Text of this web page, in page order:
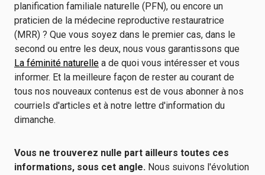
planification familiale naturelle (PFN), ou encore un
praticien de la médecine reproductive restauratrice
(MRR) ? Que vous soyez dans le premier cas, dans le
second ou entre les deux, nous vous garantissons que
La féminité naturelle a de quoi vous intéresser et vous
informer. Et la meilleure façon de rester au courant de
tous nos nouveaux contenus est de vous abonner à nos
courriels d'articles et à notre lettre d'information du
dimanche.
Vous ne trouverez nulle part ailleurs toutes ces
informations, sous cet angle. Nous suivons l'évolution